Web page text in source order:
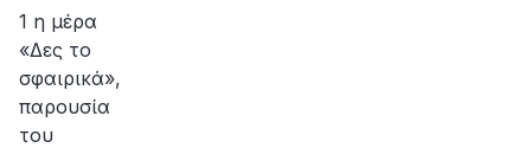
1 η μέρα
«Δες το
σφαιρικά»,
παρουσία
του